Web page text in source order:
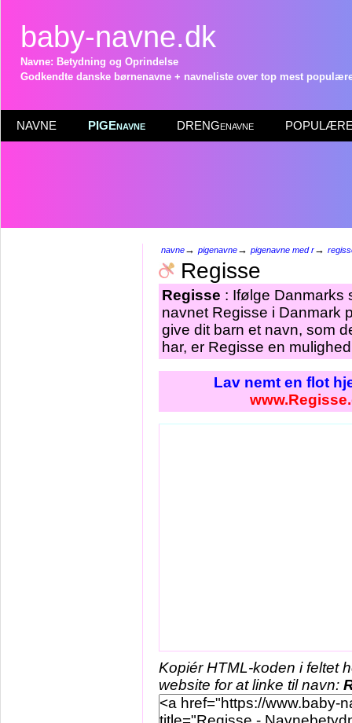
baby-navne.dk
Navne: Betydning og Oprindelse
Godkendte danske børnenavne + navneliste over top mest
NAVNE PIGEnavne DRENGenavne POPULÆRE
navne→ pigenavne→ pigenavne med r→
Regisse
Regisse : Ifølge Danmarks
navnet Regisse i Danmark
give dit barn et navn, som
har, er Regisse en
Lav nemt en flot
Kopiér HTML-koden i feltet
website for at linke til navn: